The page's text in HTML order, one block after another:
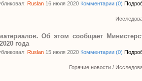
Ruslan 16 июля 2020 Комментарии (0)
Об этом сообщает
года
Ruslan 15 июля 2020 Комментарии (0)
Горячие новости /